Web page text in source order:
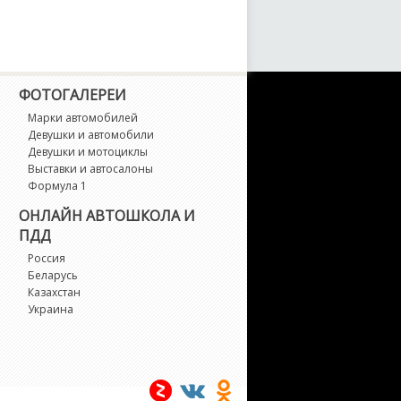
ФОТОГАЛЕРЕИ
Марки автомобилей
Девушки и автомобили
Девушки и мотоциклы
Выставки и автосалоны
Формула 1
ОНЛАЙН АВТОШКОЛА И
ПДД
Россия
Беларусь
Казахстан
Украина